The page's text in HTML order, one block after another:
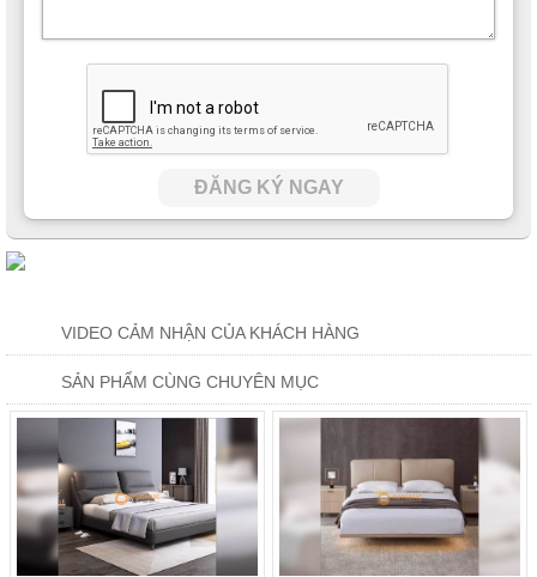
ĐĂNG KÝ NGAY
VIDEO CẢM NHẬN CỦA KHÁCH HÀNG
SẢN PHẨM CÙNG CHUYÊN MỤC